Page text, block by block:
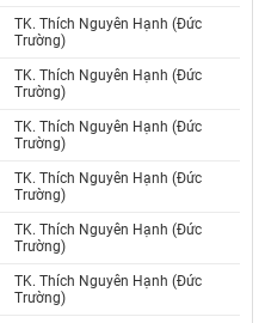
TK. Thích Nguyên Hạnh (Đức
Trường)
TK. Thích Nguyên Hạnh (Đức
Trường)
TK. Thích Nguyên Hạnh (Đức
Trường)
TK. Thích Nguyên Hạnh (Đức
Trường)
TK. Thích Nguyên Hạnh (Đức
Trường)
TK. Thích Nguyên Hạnh (Đức
Trường)